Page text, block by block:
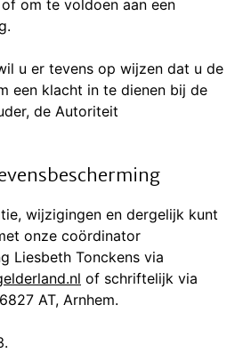
om te voldoen aan een
u er tevens op wijzen dat u de
een klacht in te dienen bij de
de Autoriteit
wijzigingen en dergelijk kunt
onze coördinator
Liesbeth Tonckens via
of schriftelijk via
AT, Arnhem.